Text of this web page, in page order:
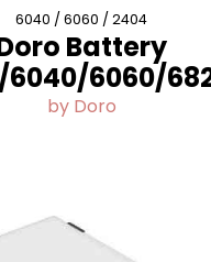
6040 / 6060 / 2404
Battery
6060/
by Doro